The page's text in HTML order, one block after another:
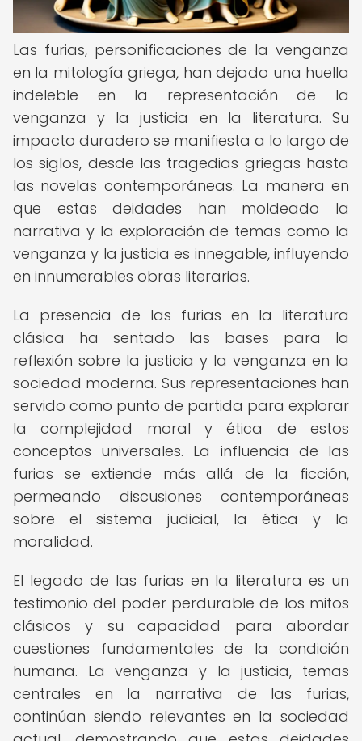
Las furias, personificaciones de la venganza
en la mitología griega, han dejado una huella
indeleble en la representación de la
venganza y la justicia en la literatura. Su
impacto duradero se manifiesta a lo largo de
los siglos, desde las tragedias griegas hasta
las novelas contemporáneas. La manera en
que estas deidades han moldeado la
narrativa y la exploración de temas como la
venganza y la justicia es innegable, influyendo
en innumerables obras literarias.
La presencia de las furias en la literatura
clásica ha sentado las bases para la
reflexión sobre la justicia y la venganza en la
sociedad moderna. Sus representaciones han
servido como punto de partida para explorar
la complejidad moral y ética de estos
conceptos universales. La influencia de las
furias se extiende más allá de la ficción,
permeando discusiones contemporáneas
sobre el sistema judicial, la ética y la
moralidad.
El legado de las furias en la literatura es un
testimonio del poder perdurable de los mitos
clásicos y su capacidad para abordar
cuestiones fundamentales de la condición
humana. La venganza y la justicia, temas
centrales en la narrativa de las furias,
continúan siendo relevantes en la sociedad